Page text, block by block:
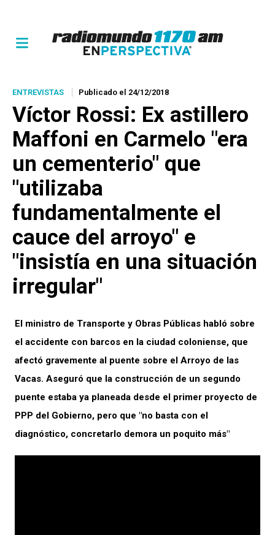
ENTREVISTAS Publicado el 24/12/2018
Víctor Rossi: Ex astillero
Maffoni en Carmelo "era
un cementerio" que
"utilizaba
fundamentalmente el
cauce del arroyo" e
"insistía en una situación
irregular"
El ministro de Transporte y Obras Públicas habló sobre
el accidente con barcos en la ciudad coloniense, que
afectó gravemente al puente sobre el Arroyo de las
Vacas. Aseguró que la construcción de un segundo
puente estaba ya planeada desde el primer proyecto de
PPP del Gobierno, pero que "no basta con el
diagnóstico, concretarlo demora un poquito más"